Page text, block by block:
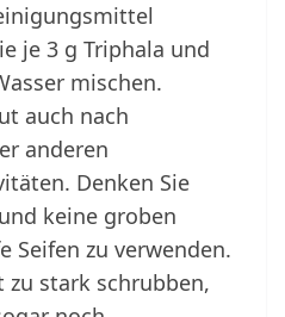
je 3 g Triphala und
mischen.
auch nach
anderen
Denken Sie
keine groben
Seifen zu verwenden.
zu stark schrubben,